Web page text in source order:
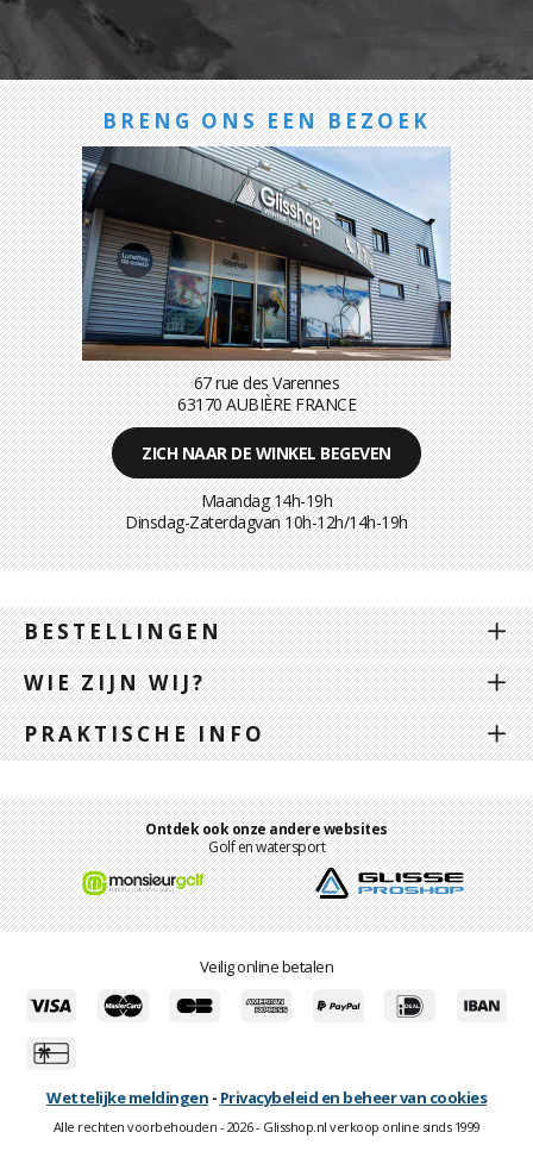
BRENG ONS EEN BEZOEK
67 rue des Varennes
63170 AUBIÈRE FRANCE
ZICH NAAR DE WINKEL BEGEVEN
Maandag 14h-19h
Dinsdag-Zaterdagvan 10h-12h/14h-19h
BESTELLINGEN
WIE ZIJN WIJ?
PRAKTISCHE INFO
Ontdek ook onze andere websites
Golf en watersport
Veilig online betalen
Wettelijke meldingen - Privacybeleid en beheer van cookies
Alle rechten voorbehouden - 2026 - Glisshop.nl verkoop online sinds 1999